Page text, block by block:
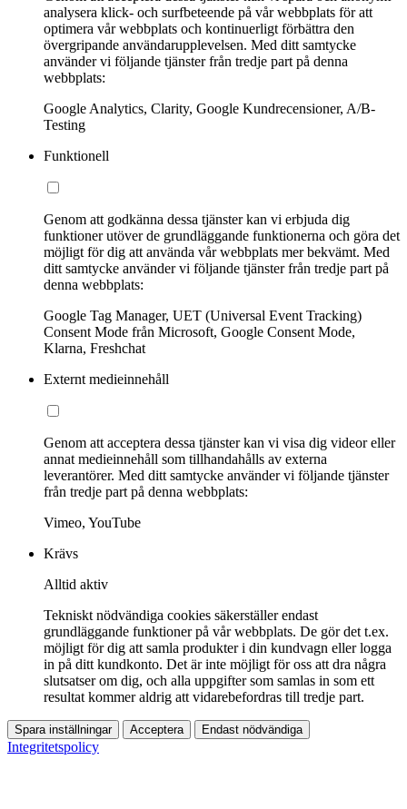
analysera klick- och surfbeteende på vår webbplats för att
optimera vår webbplats och kontinuerligt förbättra den
övergripande användarupplevelsen. Med ditt samtycke
använder vi följande tjänster från tredje part på denna
webbplats:
Google Analytics, Clarity, Google Kundrecensioner, A/B-
Testing
Funktionell
Genom att godkänna dessa tjänster kan vi erbjuda dig
funktioner utöver de grundläggande funktionerna och göra det
möjligt för dig att använda vår webbplats mer bekvämt. Med
ditt samtycke använder vi följande tjänster från tredje part på
denna webbplats:
Google Tag Manager, UET (Universal Event Tracking)
Consent Mode från Microsoft, Google Consent Mode,
Klarna, Freshchat
Externt medieinnehåll
Genom att acceptera dessa tjänster kan vi visa dig videor eller
annat medieinnehåll som tillhandahålls av externa
leverantörer. Med ditt samtycke använder vi följande tjänster
från tredje part på denna webbplats:
Vimeo, YouTube
Krävs
Alltid aktiv
Tekniskt nödvändiga cookies säkerställer endast
grundläggande funktioner på vår webbplats. De gör det t.ex.
möjligt för dig att samla produkter i din kundvagn eller logga
in på ditt kundkonto. Det är inte möjligt för oss att dra några
slutsatser om dig, och alla uppgifter som samlas in som ett
resultat kommer aldrig att vidarebefordras till tredje part.
Spara inställningar Acceptera Endast nödvändiga
Integritetspolicy